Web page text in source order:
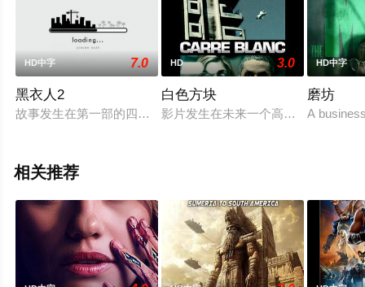
HD中字 7.0
黑衣人2
故事发生在第一部的四年之后，此时特警K（汤姆•李•琼斯 饰
HD 3.0
白色方块
影片发生在未来一个高度体制化的社
HD中字
磨坊
A
相关推荐